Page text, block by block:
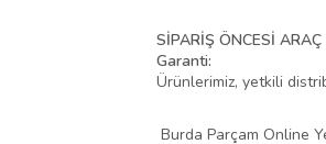
SİPARİŞ ÖNCESİ
Garanti:
Ürünlerimiz, yetkili
Burda Parçam Online